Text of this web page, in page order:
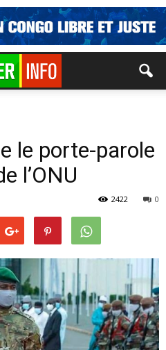
le porte-parole
l’ONU
0
2422